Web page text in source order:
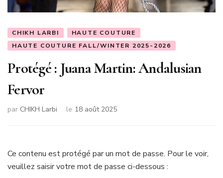
CHIKH LARBI
HAUTE COUTURE
HAUTE COUTURE FALL/WINTER 2025-2026
Protégé : Juana Martin: Andalusian
Fervor
par CHIKH Larbi le 18 août 2025
Ce contenu est protégé par un mot de passe. Pour le voir,
veuillez saisir votre mot de passe ci-dessous :